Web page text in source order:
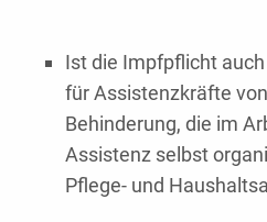
Ist die Impfpflicht
für Assistenzkräfte
Behinderung, die im
Assistenz selbst
Pflege- und